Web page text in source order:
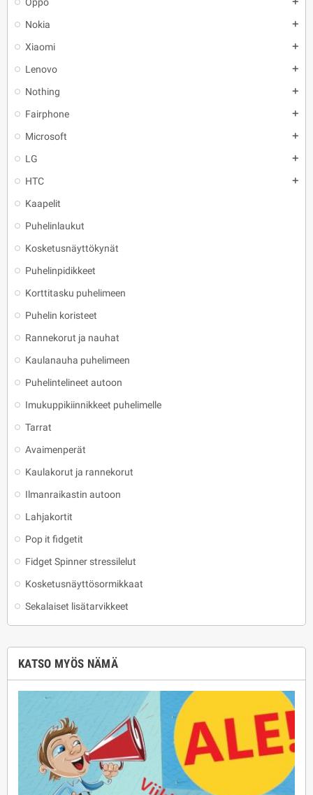
Nokia add
Xiaomi add
Lenovo add
Nothing add
Fairphone add
Microsoft add
LG add
HTC add
Kaapelit
Puhelinlaukut
Kosketusnäyttökynät
Puhelinpidikkeet
Korttitasku puhelimeen
Puhelin koristeet
Rannekorut ja nauhat
Kaulanauha puhelimeen
Puhelintelineet autoon
Imukuppikiinnikkeet puhelimelle
Tarrat
Avaimenperät
Kaulakorut ja rannekorut
Ilmanraikastin autoon
Lahjakortit
Pop it fidgetit
Fidget Spinner stressilelut
Kosketusnäyttösormikkaat
Sekalaiset lisätarvikkeet
KATSO MYÖS NÄMÄ